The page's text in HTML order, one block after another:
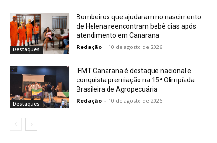
Destaques
Bombeiros que ajudaram no nascimento
de Helena reencontram bebê dias após
atendimento em Canarana
Redação - 10 de agosto de 2026
Destaques
IFMT Canarana é destaque nacional e
conquista premiação na 15ª Olimpíada
Brasileira de Agropecuária
Redação - 10 de agosto de 2026